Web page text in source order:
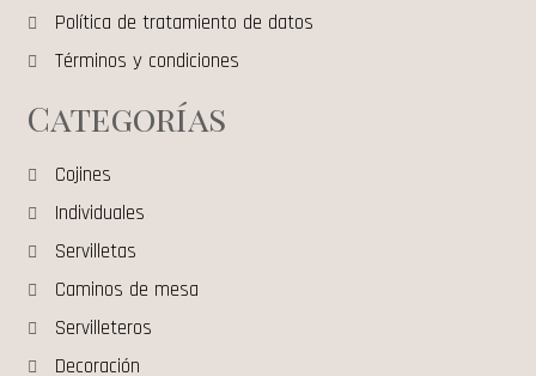
Política de tratamiento de datos
Términos y condiciones
Categorías
Cojines
Individuales
Servilletas
Caminos de mesa
Servilleteros
Decoración